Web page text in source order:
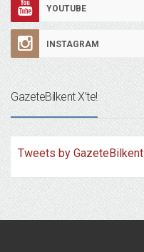
YOUTUBE
INSTAGRAM
GazeteBilkent X’te!
Tweets by GazeteBilkent